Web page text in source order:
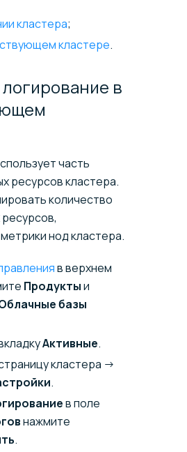
кластера;
кластере.
в
часть
ресурсов кластера.
количество
нод кластера.
в верхнем
Продуктыи
базы
Активные.
кластера →
.
в поле
нажмите
.